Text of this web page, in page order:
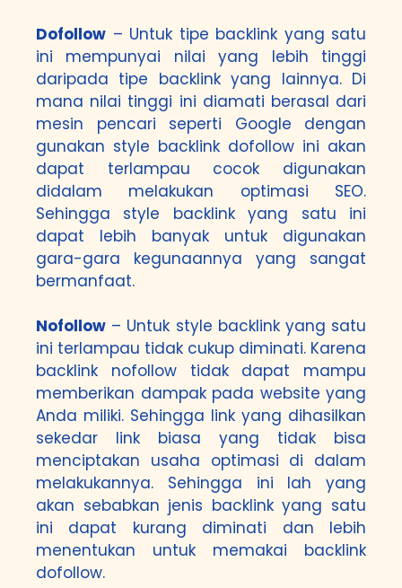
Dofollow – Untuk tipe backlink yang satu
ini mempunyai nilai yang lebih tinggi
daripada tipe backlink yang lainnya. Di
mana nilai tinggi ini diamati berasal dari
mesin pencari seperti Google dengan
gunakan style backlink dofollow ini akan
dapat terlampau cocok digunakan
didalam melakukan optimasi SEO.
Sehingga style backlink yang satu ini
dapat lebih banyak untuk digunakan
gara-gara kegunaannya yang sangat
bermanfaat.
Nofollow – Untuk style backlink yang satu
ini terlampau tidak cukup diminati. Karena
backlink nofollow tidak dapat mampu
memberikan dampak pada website yang
Anda miliki. Sehingga link yang dihasilkan
sekedar link biasa yang tidak bisa
menciptakan usaha optimasi di dalam
melakukannya. Sehingga ini lah yang
akan sebabkan jenis backlink yang satu
ini dapat kurang diminati dan lebih
menentukan untuk memakai backlink
dofollow.